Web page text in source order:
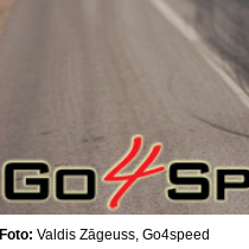
Foto: Valdis Zāgeuss, Go4speed